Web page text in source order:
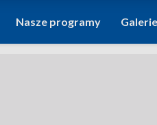
Nasze programy